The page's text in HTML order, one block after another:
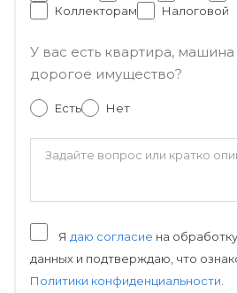
Коллекторам
Налоговой
У вас есть квартира,
дорогое имущество?
Есть Нет
Я даю согласие на
данных и подтверждаю, что
Политики конфиденциальности